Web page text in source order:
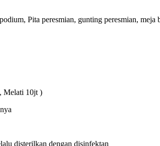
Pita peresmian, gunting peresmian,
Melati 10jt )
disterilkan dengan disinfektan